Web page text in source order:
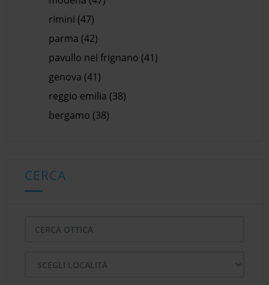
rimini (47)
parma (42)
pavullo nel frignano (41)
genova (41)
reggio emilia (38)
bergamo (38)
CERCA